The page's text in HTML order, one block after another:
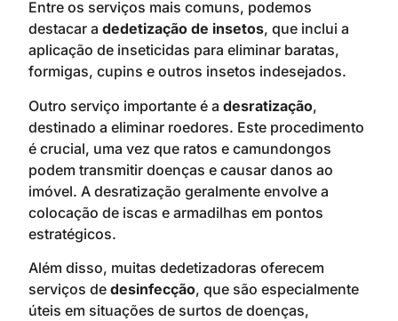
Entre os serviços mais comuns, podemos
destacar a dedetização de insetos, que inclui a
aplicação de inseticidas para eliminar baratas,
formigas, cupins e outros insetos indesejados.
Outro serviço importante é a desratização,
destinado a eliminar roedores. Este procedimento
é crucial, uma vez que ratos e camundongos
podem transmitir doenças e causar danos ao
imóvel. A desratização geralmente envolve a
colocação de iscas e armadilhas em pontos
estratégicos.
Além disso, muitas dedetizadoras oferecem
serviços de desinfecção, que são especialmente
úteis em situações de surtos de doenças,